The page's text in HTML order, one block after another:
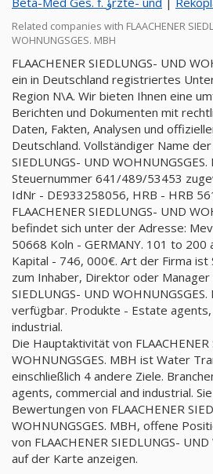
Related companies with FLAACHENER
WOHNUNGSGES. MBH
FLAACHENER SIEDLUNGS- UND
ein in Deutschland registriertes
Region N\A. Wir bieten Ihnen eine
Berichten und Dokumenten mit
Daten, Fakten, Analysen und
Deutschland. Vollständiger Name der
SIEDLUNGS- UND
Steuernummer 641/489/53453
IdNr - DE933258056, HRB - HRB
FLAACHENER SIEDLUNGS- UND
befindet sich unter der Adresse:
50668 Koln - GERMANY. 101 to 200
Kapital - 746, 000€. Art der Firma ist
zum Inhaber, Direktor oder Manager
SIEDLUNGS- UND
verfügbar. Produkte - Estate agents,
industrial.
Die Hauptaktivität von FLAACHENER
WOHNUNGSGES. MBH ist Water
einschließlich 4 andere Ziele.
agents, commercial and industrial.
Bewertungen von FLAACHENER
WOHNUNGSGES. MBH, offene
von FLAACHENER SIEDLUNGS-
auf der Karte anzeigen.